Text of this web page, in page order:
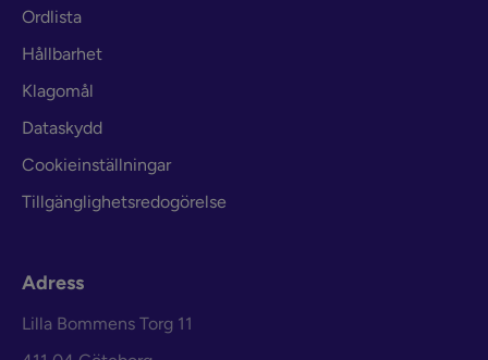
Ordlista
Hållbarhet
Klagomål
Dataskydd
Cookieinställningar
Tillgänglighetsredogörelse
Adress
Lilla Bommens Torg 11